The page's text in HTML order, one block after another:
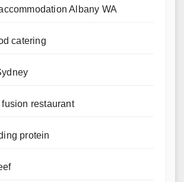
Albany WA
catering
restaurant
protein